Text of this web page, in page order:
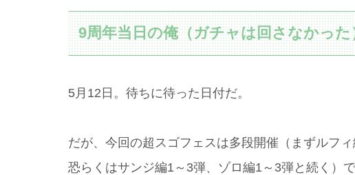
9周年当日の俺（ガチャは回さなかった
5月12日。待ちに待った日付だ。
だが、今回の超スゴフェスは多段開催（まずルフ
恐らくはサンジ編1～3弾、ゾロ編1～3弾と続く）